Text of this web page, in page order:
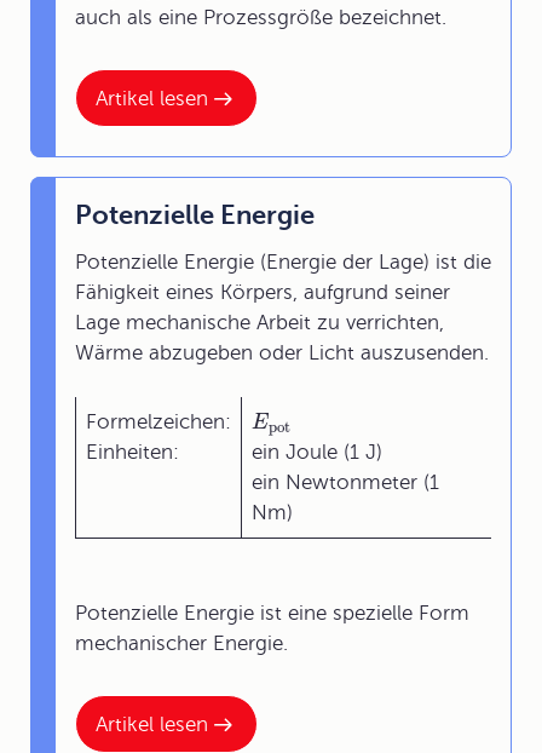
Artikel lesen
auch als eine Prozessgröße bezeichnet.
Artikel lesen
Potenzielle Energie
Potenzielle Energie (Energie der Lage) ist die
Fähigkeit eines Körpers, aufgrund seiner
Lage mechanische Arbeit zu verrichten,
Wärme abzugeben oder Licht auszusenden.
Formelzeichen:
Einheiten:
Epot
ein Joule (1 J)
ein Newtonmeter (1
Nm)
Potenzielle Energie ist eine spezielle Form
mechanischer Energie.